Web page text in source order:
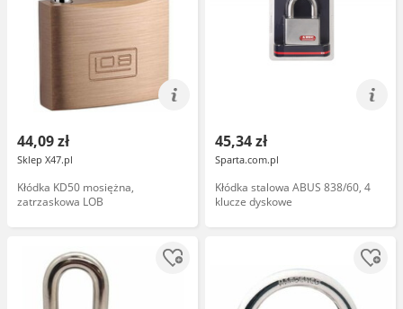
44,09 zł
Sklep X47.pl
Kłódka KD50 mosiężna,
zatrzaskowa LOB
45,34 zł
Sparta.com.pl
Kłódka stalowa ABUS 838/60, 4
klucze dyskowe